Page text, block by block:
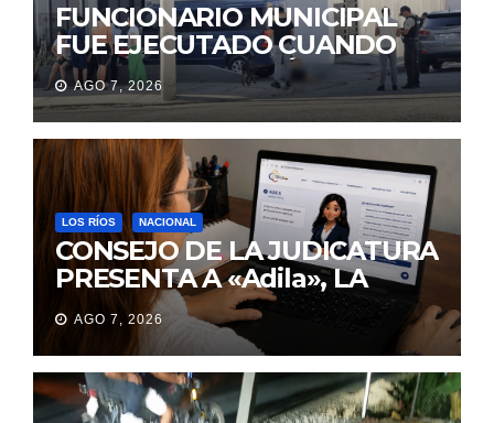
FUNCIONARIO MUNICIPAL
FUE EJECUTADO CUANDO
IBA A UNA REUNIÓN DE
TRABAJO EN MANTA
AGO 7, 2026
LOS RÍOS NACIONAL
CONSEJO DE LA JUDICATURA
PRESENTA A «Adila», LA
ASISTENTE VIRTUAL QUE
ORIENTA A LA CIUDADANÍA
SOBRE TRÁMITES
JUDICIALES
AGO 7, 2026